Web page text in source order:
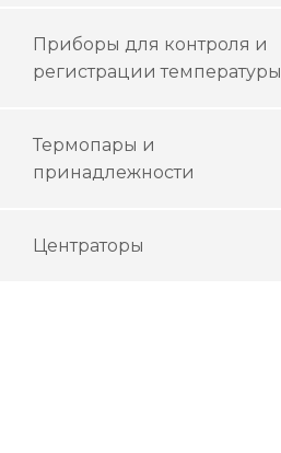
Приборы для контроля и
регистрации температуры
Термопары и
принадлежности
Центраторы